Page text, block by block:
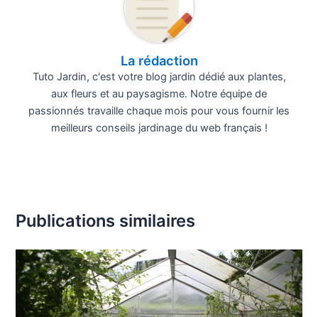
La rédaction
Tuto Jardin, c'est votre blog jardin dédié aux plantes,
aux fleurs et au paysagisme. Notre équipe de
passionnés travaille chaque mois pour vous fournir les
meilleurs conseils jardinage du web français !
Publications similaires